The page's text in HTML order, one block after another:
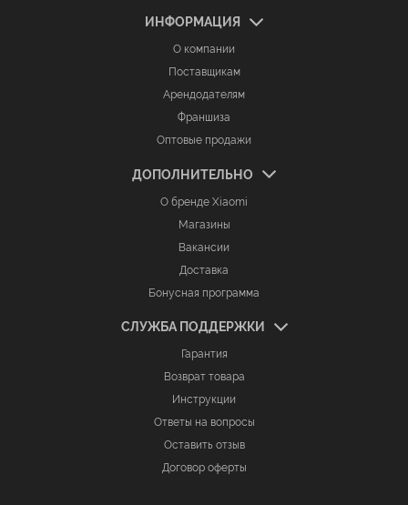
ИНФОРМАЦИЯ
О компании
Поставщикам
Арендодателям
Франшиза
Оптовые продажи
ДОПОЛНИТЕЛЬНО
О бренде Xiaomi
Магазины
Вакансии
Доставка
Бонусная программа
СЛУЖБА ПОДДЕРЖКИ
Гарантия
Возврат товара
Инструкции
Ответы на вопросы
Оставить отзыв
Договор оферты